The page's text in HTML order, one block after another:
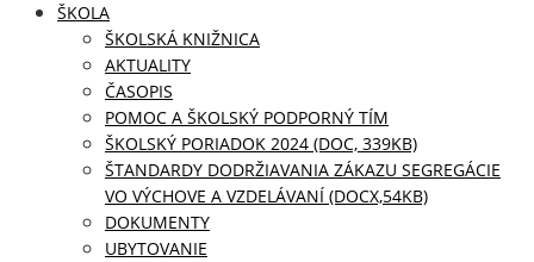
ŠKOLA
ŠKOLSKÁ KNIŽNICA
AKTUALITY
ČASOPIS
POMOC A ŠKOLSKÝ PODPORNÝ TÍM
ŠKOLSKÝ PORIADOK 2024 (DOC, 339KB)
ŠTANDARDY DODRŽIAVANIA ZÁKAZU SEGREGÁCIE
VO VÝCHOVE A VZDELÁVANÍ (DOCX,54KB)
DOKUMENTY
UBYTOVANIE